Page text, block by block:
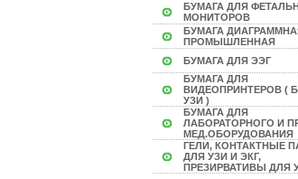
БУМАГА ДЛЯ
МОНИТОРОВ
БУМАГА
ПРОМЫШЛЕННАЯ
БУМАГА ДЛЯ ЭЭГ
БУМАГА ДЛЯ
ВИДЕОПРИНТЕРОВ (
УЗИ )
БУМАГА ДЛЯ
ЛАБОРАТОРНОГО И
МЕД.ОБОРУДОВАНИЯ
ГЕЛИ, КОНТАКТНЫЕ
ДЛЯ УЗИ И ЭКГ,
ПРЕЗИРВАТИВЫ ДЛЯ